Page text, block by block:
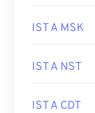
IST A MSK
IST A NST
IST A CDT